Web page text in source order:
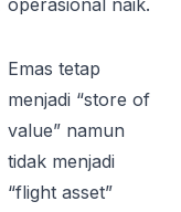
operasional naik.
Emas tetap
menjadi “store of
value” namun
tidak menjadi
“flight asset”